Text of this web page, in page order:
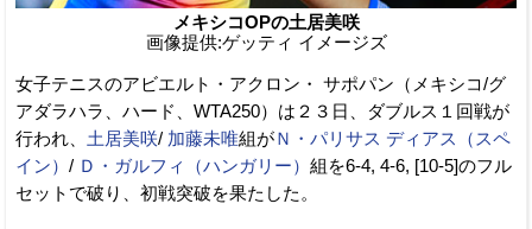
メキシコOPの土居美咲
画像提供:ゲッティ イメージズ
女子テニスのアビエルト・アクロン・ サポパン（メキシコ/グ
アダラハラ、ハード、WTA250）は２３日、ダブルス１回戦が
行われ、 土居美咲/ 加藤未唯組がＮ・パリサス ディアス（スペ
イン） / Ｄ・ガルフィ（ハンガリー） 組を6-4, 4-6, [10-5]のフル
セットで破り、初戦突破を果たした。